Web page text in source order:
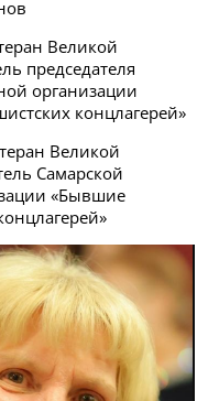
Великой
председателя
организации
концлагерей»
Великой
Самарской
«Бывшие